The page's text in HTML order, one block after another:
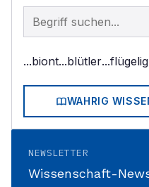
Begriff im Lexikon
...biont...blütler...flügelig
WAHRIG
NEWSLETTER
Wissenschaft-